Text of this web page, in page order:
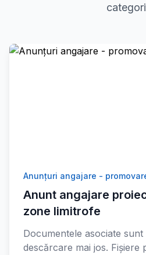
Anunțuri angajare -
Anunt angajare
zone limitrofe
Documentele asociate
descărcare mai jos. Fișiere